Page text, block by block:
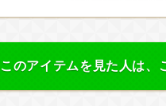
このアイテムを見た人は、